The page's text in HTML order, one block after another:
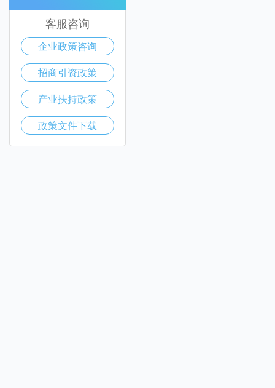
客服咨询
企业政策咨询
招商引资政策
产业扶持政策
政策文件下载